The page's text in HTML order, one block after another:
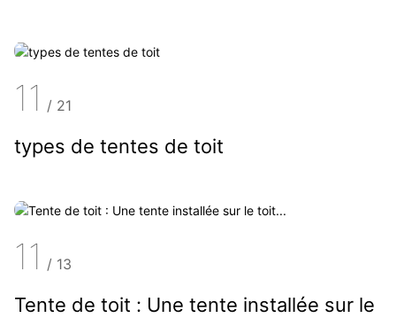
11 / 21
types de tentes de toit
11 / 13
Tente de toit : Une tente installée sur le